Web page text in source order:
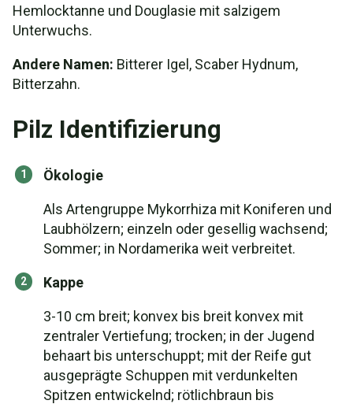
Hemlocktanne und Douglasie mit salzigem
Unterwuchs.
Andere Namen: Bitterer Igel, Scaber Hydnum,
Bitterzahn.
Pilz Identifizierung
Ökologie
Als Artengruppe Mykorrhiza mit Koniferen und
Laubhölzern; einzeln oder gesellig wachsend;
Sommer; in Nordamerika weit verbreitet.
Kappe
3-10 cm breit; konvex bis breit konvex mit
zentraler Vertiefung; trocken; in der Jugend
behaart bis unterschuppt; mit der Reife gut
ausgeprägte Schuppen mit verdunkelten
Spitzen entwickelnd; rötlichbraun bis